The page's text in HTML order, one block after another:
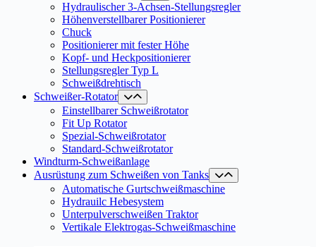
Hydraulischer 3-Achsen-Stellungsregler
Höhenverstellbarer Positionierer
Chuck
Positionierer mit fester Höhe
Kopf- und Heckpositionierer
Stellungsregler Typ L
Schweißdrehtisch
Schweißer-Rotator
Einstellbarer Schweißrotator
Fit Up Rotator
Spezial-Schweißrotator
Standard-Schweißrotator
Windturm-Schweißanlage
Ausrüstung zum Schweißen von Tanks
Automatische Gurtschweißmaschine
Hydrauilc Hebesystem
Unterpulverschweißen Traktor
Vertikale Elektrogas-Schweißmaschine